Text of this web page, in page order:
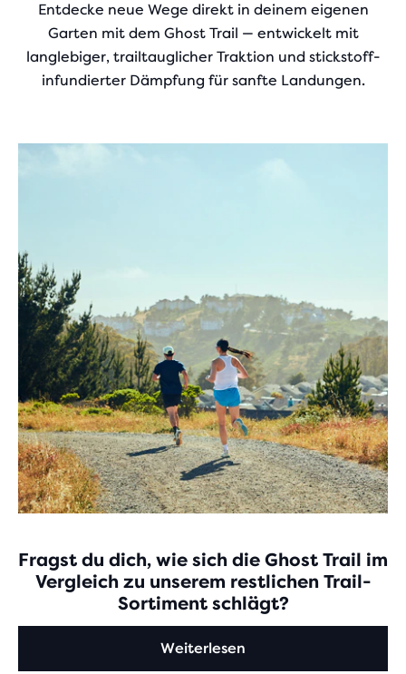
Entdecke neue Wege direkt in deinem eigenen
Garten mit dem Ghost Trail — entwickelt mit
langlebiger, trailtauglicher Traktion und stickstoff-
infundierter Dämpfung für sanfte Landungen.
Fragst du dich, wie sich die Ghost Trail im
Vergleich zu unserem restlichen Trail-
Sortiment schlägt?
Weiterlesen